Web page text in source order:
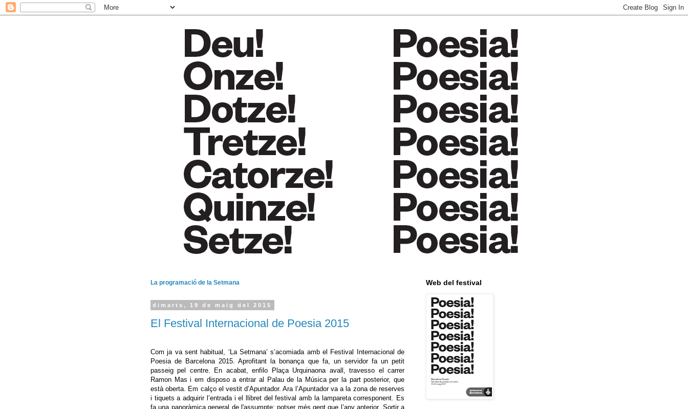
La programació de la Setmana
dimarts, 19 de maig del 2015
El Festival Internacional de Poesia 2015
Com ja va sent habitual, ‘La Setmana’ s’acomiada amb el Festival Internacional de
Poesia de Barcelona 2015. Aprofitant la bonança que fa, un servidor fa un petit
passeig pel centre. En acabat, enfilo Plaça Urquinaona avall, travesso el carrer
Ramon Mas i em disposo a entrar al Palau de la Música per la part posterior, que
està oberta. Em calço el vestit d’Apuntador. Ara l’Apuntador va a la zona de reserves
i tiquets a adquirir l’entrada i el llibret del festival amb la lampareta corresponent. Es
fa una panoràmica general de l'assumpte: potser més gent que l’any anterior. Sortir a
Web del festival